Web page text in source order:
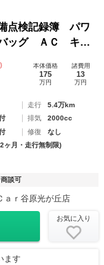
点検記録簿 パワ
ッグ ＡＣ キー
ステアリング Ａ
ブレコーダー
本体価格
175
万円
諸費用
13
万円
走行
5.4万km
排気
2000cc
修復
なし
ヶ月・走行無制限)
談可
ａｒ谷原光が丘店
お気に入り
ます